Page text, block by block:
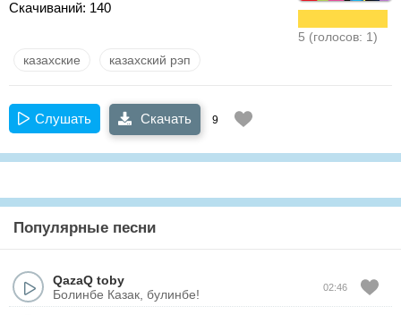
Скачиваний: 140
5 (голосов: 1)
казахские казахский рэп
Слушать Скачать 9
Популярные песни
QazaQ toby
Болинбе Казак, булинбе!
02:46